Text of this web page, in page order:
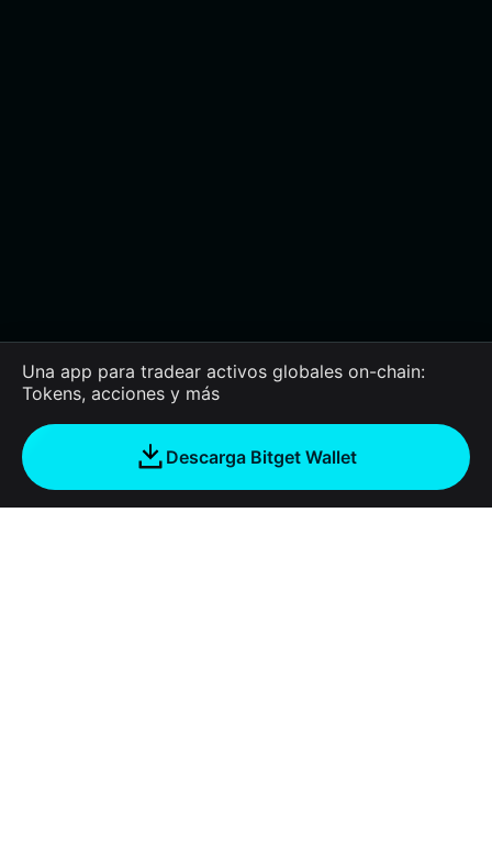
Una app para tradear activos globales on-chain:
Tokens, acciones y más
Descarga Bitget Wallet